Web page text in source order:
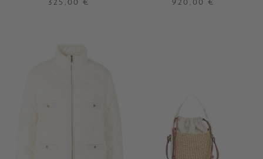
325,00 €
DETAILS
920,00 €